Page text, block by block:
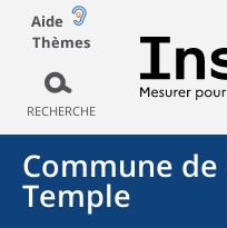
Aide
Thèmes
RECHERCHE
Commune de
Temple